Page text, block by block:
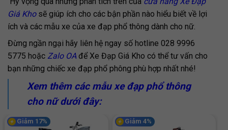
Giá Khosẽ giúp ích cho các bận phần nào hiểu biết về lợi
ích và các mẫu xe của xe đạp phổ thông dành cho nữ.
Đừng ngần ngại hãy liên hệ ngay số hotline 028 9996
5775 hoặc Zalo OA để Xe Đạp Giá Kho có thể tư vấn cho
bạn những chiếc xe đạp phổ phông phù hợp nhất nhé!
Xem thêm các mẫu xe đạp phổ thông
cho nữ dưới đây:
Giảm 17% Giảm 4%